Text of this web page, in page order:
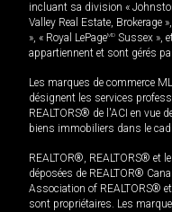
incluant sa division «
Valley Real Estate, Brokerage
», « Royal LePageMD Sussex »,
appartiennent et sont gérés
Les marques de commerce
désignent les services
REALTORS® de l'ACI en vue
biens immobiliers dans le
REALTOR®, REALTORS® et
déposées de REALTOR®
Association of REALTORS®
sont propriétaires. Les